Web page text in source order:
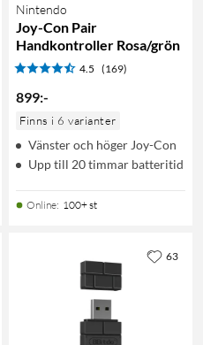
Nintendo
Joy-Con Pair
Handkontroller Rosa/grön
4.5 (169)
899:-
Finns i 6 varianter
Vänster och höger Joy-Con
Upp till 20 timmar batteritid
Online: 100+ st
63